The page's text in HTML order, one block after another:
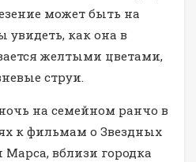
может быть на
увидеть, как она в
желтыми цветами,
струи.
на семейном ранчо в
к фильмам о Звездных
вблизи городка